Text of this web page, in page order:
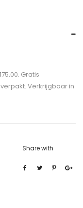
Gratis
Verkrijgbaar in
Share with